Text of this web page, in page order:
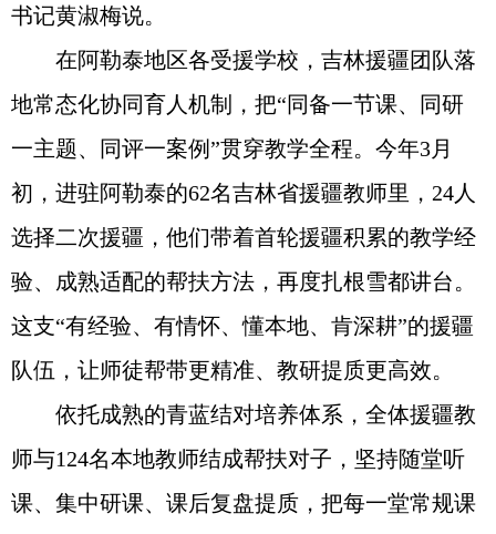
书记黄淑梅说。
在阿勒泰地区各受援学校，吉林援疆团队落
地常态化协同育人机制，把“同备一节课、同研
一主题、同评一案例”贯穿教学全程。今年3月
初，进驻阿勒泰的62名吉林省援疆教师里，24人
选择二次援疆，他们带着首轮援疆积累的教学经
验、成熟适配的帮扶方法，再度扎根雪都讲台。
这支“有经验、有情怀、懂本地、肯深耕”的援疆
队伍，让师徒帮带更精准、教研提质更高效。
依托成熟的青蓝结对培养体系，全体援疆教
师与124名本地教师结成帮扶对子，坚持随堂听
课、集中研课、课后复盘提质，把每一堂常规课